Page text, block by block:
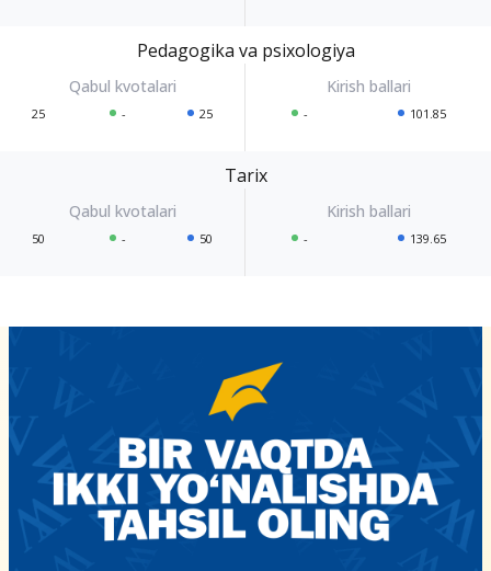
Pedagogika va psixologiya
25 - 25 - 101.85
Tarix
50 - 50 - 139.65